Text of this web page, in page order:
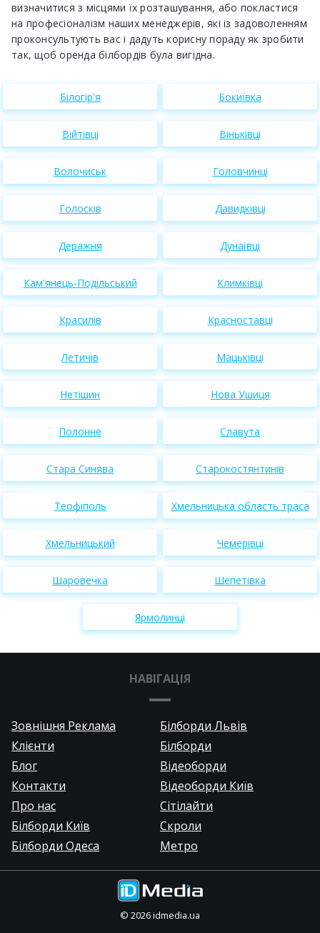
визначитися з місцями їх розташування, або покластися
на професіоналізм наших менеджерів, які із задоволенням
проконсультують вас і дадуть корисну пораду як зробити
так, щоб оренда білбордів була вигідна.
Білогір'я Бокиївка
Війтівці Віньківці
Волочиськ Головчинці
Голосків Давидківці
Деражня Дунаївці
Кам'янець-Подільський Климківці
Красилів Красноставці
Летичів Мацьківці
Нетішин Нова Ушиця
Полонне Славута
Стара Синява Старокостянтинів
Теофіполь Хмельницька область траса
Хмельницький Чемерівці
Шаровечка Шепетівка
Ярмолинці
НАВІГАЦІЯ
Зовнішня Реклама
Білборди Львів
Клієнти
Білборди
Блог
Відеоборди
Контакти
Відеоборди Київ
Про нас
Сітілайти
Білборди Київ
Скроли
Білборди Одеса
Метро
© 2026idmedia.ua